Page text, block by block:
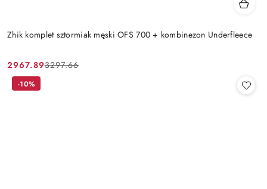
Zhik komplet sztormiak męski OFS 700 + kombinezon Underfleece
Cena
promocyjna:
2967.89
Cena
przed
3297.66
-10%